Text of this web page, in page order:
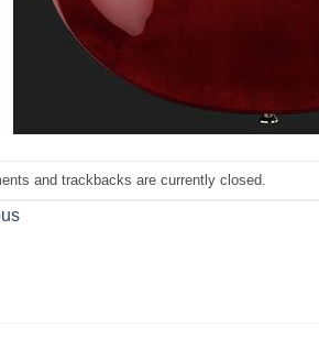
and trackbacks are currently closed.